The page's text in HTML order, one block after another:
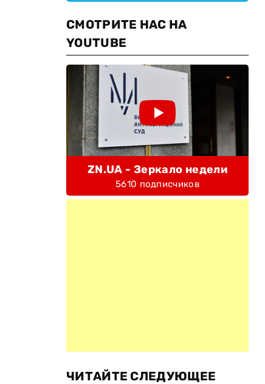
СМОТРИТЕ НАС НА
YOUTUBE
ZN.UA - Зеркало недели
5610 подписчиков
ЧИТАЙТЕ СЛЕДУЮЩЕЕ